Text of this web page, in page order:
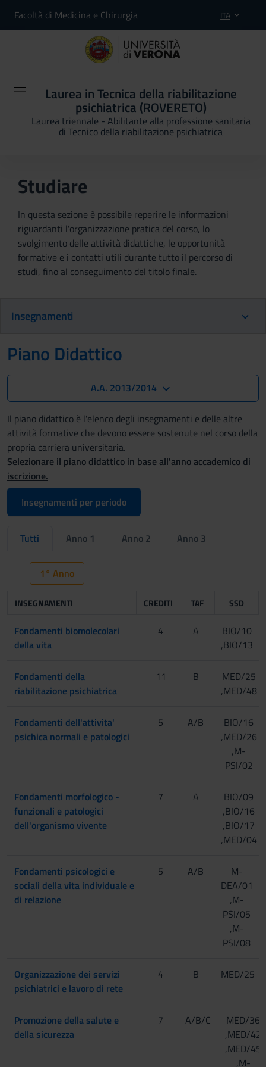
Facoltà di Medicina e Chirurgia ITA
Laurea in Tecnica della riabilitazione
psichiatrica (ROVERETO)
Laurea triennale - Abilitante alla professione sanitaria
di Tecnico della riabilitazione psichiatrica
Studiare
In questa sezione è possibile reperire le informazioni
riguardanti l'organizzazione pratica del corso, lo
svolgimento delle attività didattiche, le opportunità
formative e i contatti utili durante tutto il percorso di
studi, fino al conseguimento del titolo finale.
Insegnamenti
Piano Didattico
A.A. 2013/2014
Il piano didattico è l'elenco degli insegnamenti e delle altre
attività formative che devono essere sostenute nel corso della
propria carriera universitaria.
Selezionare il piano didattico in base all'anno accademico di
iscrizione.
Insegnamenti per periodo
Tutti Anno 1 Anno 2 Anno 3
1° Anno
INSEGNAMENTI CREDITI TAF SSD
Fondamenti biomolecolari
della vita
4 A
BIO/10
,BIO/13
Fondamenti della
riabilitazione psichiatrica
11 B
MED/25
,MED/48
Fondamenti dell'attivita'
psichica normali e patologici
5 A/B
BIO/16
,MED/26
,M-
PSI/02
Fondamenti morfologico -
funzionali e patologici
dell'organismo vivente
7 A
BIO/09
,BIO/16
,BIO/17
,MED/04
Fondamenti psicologici e
sociali della vita individuale e
di relazione
5 A/B
M-
DEA/01
,M-
PSI/05
,M-
PSI/08
Organizzazione dei servizi
psichiatrici e lavoro di rete
4 B MED/25
Promozione della salute e
della sicurezza
7 A/B/C
MED/36
,MED/42
,MED/45
,M-